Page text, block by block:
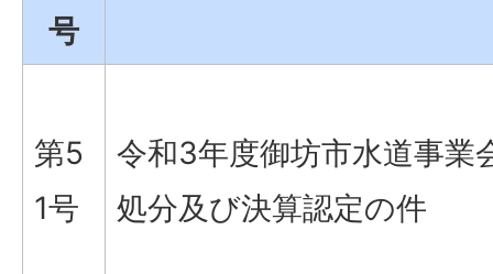
号
第5
1号
令和3年度御坊市水道事業
処分及び決算認定の件